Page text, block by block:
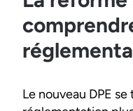
Le nouveau DPE